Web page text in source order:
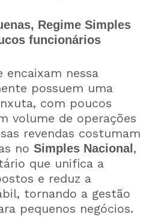
Regime Simples
funcionários
encaixam nessa
possuem uma
com poucos
volume de operações
revendas costumam
no Simples Nacional ,
que unifica a
e reduz a
tornando a gestão
pequenos negócios.